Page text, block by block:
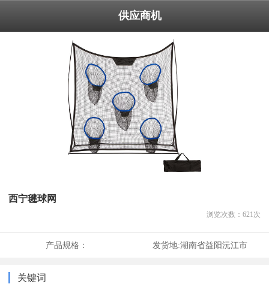
供应商机
西宁毽球网
浏览次数： 621 次
产品规格： 发货地:湖南省益阳沅江市
关键词